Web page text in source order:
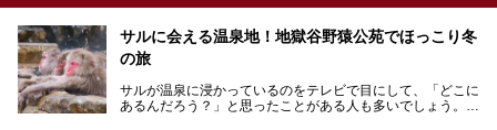
サルに会える温泉地！地獄谷野猿公苑でほっこり冬
の旅
サルが温泉に浸かっているのをテレビで目にして、「どこに
あるんだろう？」と思ったことがある人も多いでしょう。